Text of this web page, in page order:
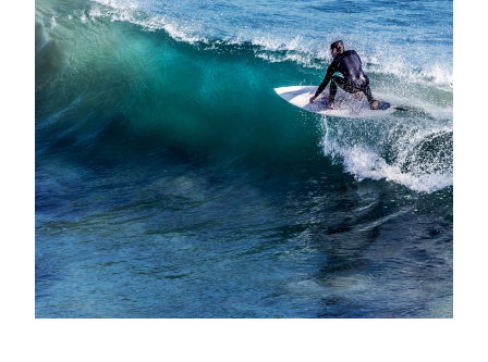
June 6, 2016 admin